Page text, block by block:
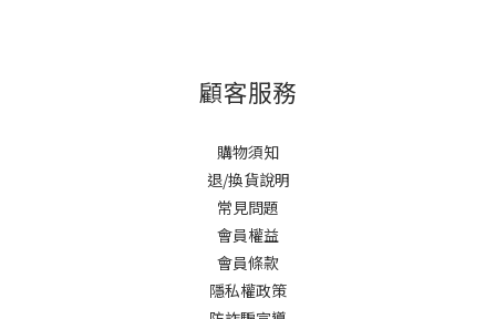
顧客服務
購物須知
退/換貨說明
常見問題
會員權益
會員條款
隱私權政策